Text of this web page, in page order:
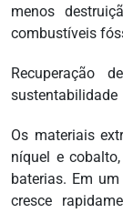
menos
combustíveis
Recuperação
sustentabilidade
Os materiais
níquel e
baterias. Em
cresce